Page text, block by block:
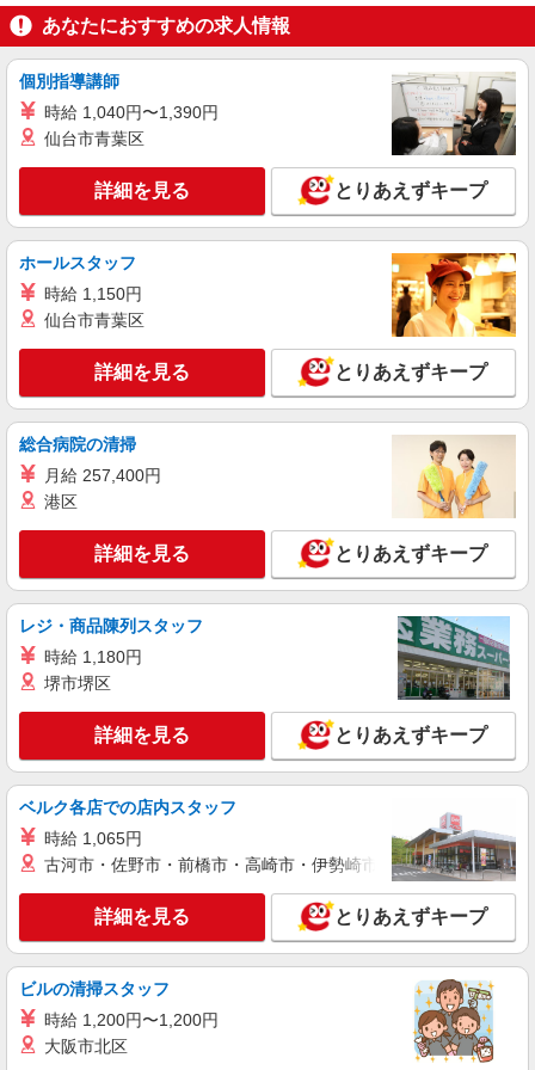
あなたにおすすめの求人情報
個別指導講師
時給 1,040円〜1,390円
仙台市青葉区
詳細を見る とりあえずキープ
ホールスタッフ
時給 1,150円
仙台市青葉区
詳細を見る とりあえずキープ
総合病院の清掃
月給 257,400円
港区
詳細を見る とりあえずキープ
レジ・商品陳列スタッフ
時給 1,180円
堺市堺区
詳細を見る とりあえずキープ
ベルク各店での店内スタッフ
時給 1,065円
古河市・佐野市・前橋市・高崎市・伊勢崎市・太田市・館林市
詳細を見る とりあえずキープ
ビルの清掃スタッフ
時給 1,200円〜1,200円
大阪市北区